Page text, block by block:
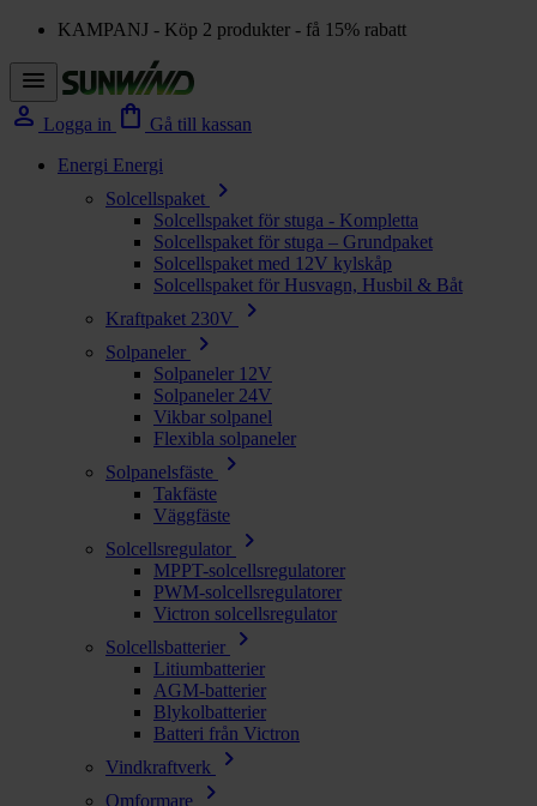
KAMPANJ - Köp 2 produkter - få 15% rabatt
menu
person Logga in shopping_bag Gå till kassan
Energi Energi
Solcellspaket
chevron_right
Solcellspaket för stuga - Kompletta
Solcellspaket för stuga – Grundpaket
Solcellspaket med 12V kylskåp
Solcellspaket för Husvagn, Husbil & Båt
Kraftpaket 230V
chevron_right
Solpaneler chevron_right
Solpaneler 12V
Solpaneler 24V
Vikbar solpanel
Flexibla solpaneler
Solpanelsfäste
chevron_right
Takfäste
Väggfäste
Solcellsregulator
chevron_right
MPPT-solcellsregulatorer
PWM-solcellsregulatorer
Victron solcellsregulator
Solcellsbatterier
chevron_right
Litiumbatterier
AGM-batterier
Blykolbatterier
Batteri från Victron
Vindkraftverk
chevron_right
Omformare chevron_right